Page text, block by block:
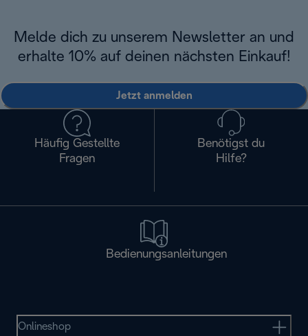
Melde dich zu unserem Newsletter an und
erhalte 10% auf deinen nächsten Einkauf!
Jetzt anmelden
Häufig Gestellte
Fragen
Benötigst du
Hilfe?
Bedienungsanleitungen
Onlineshop